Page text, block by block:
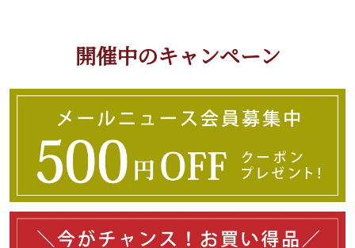
開催中のキャンペーン